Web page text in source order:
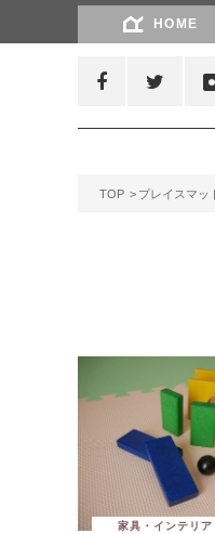
HOME
TOP プレイスマッ
家具・インテリア